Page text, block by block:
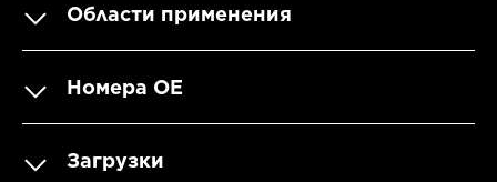
Области применения
Номера OE
Загрузки